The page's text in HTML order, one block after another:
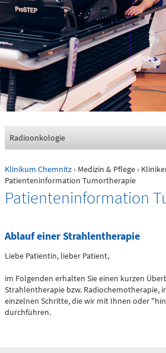
Notfall
Rettungsdienst
112
Giftnotruf
0361 730730
116117
Psychiatrische
0371 - 333 12600
(Haus 2)
Für Kinder:
0371 - 333 12200
Klinikum Chemnitz › Medizin & Pflege ›
Patienteninformation Tumortherapie
Patienteninformation
Ablauf einer Strahlentherapie
Liebe Patientin, lieber Patient,
im Folgenden erhalten Sie einen kurzen
Strahlentherapie bzw. Radiochemotherapie,
einzelnen Schritte, die wir mit Ihnen oder
durchführen.
Radioonkologie